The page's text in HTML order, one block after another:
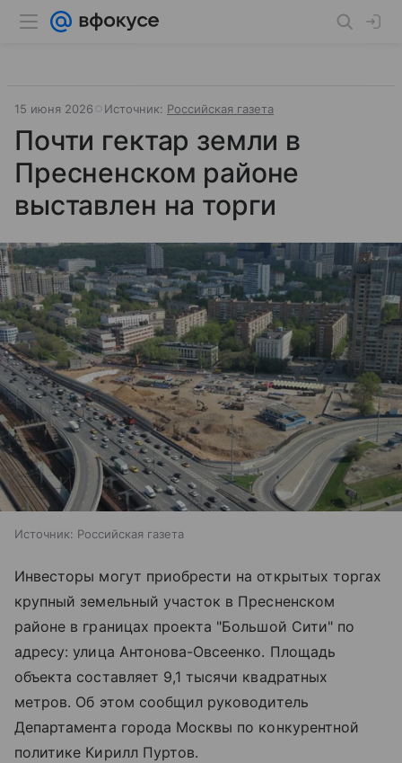
15 июня 2026 Источник: Российская газета
Почти гектар земли в
Пресненском районе
выставлен на торги
Источник: Российская газета
Инвесторы могут приобрести на открытых торгах
крупный земельный участок в Пресненском
районе в границах проекта "Большой Сити" по
адресу: улица Антонова-Овсеенко. Площадь
объекта составляет 9,1 тысячи квадратных
метров. Об этом сообщил руководитель
Департамента города Москвы по конкурентной
политике Кирилл Пуртов.